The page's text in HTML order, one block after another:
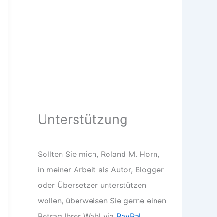
Unterstützung
Sollten Sie mich, Roland M. Horn,
in meiner Arbeit als Autor, Blogger
oder Übersetzer unterstützen
wollen, überweisen Sie gerne einen